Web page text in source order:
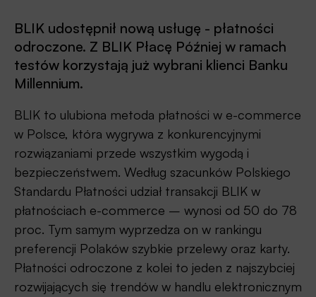
BLIK udostępnił nową usługę - płatności
odroczone. Z BLIK Płacę Później w ramach
testów korzystają już wybrani klienci Banku
Millennium.
BLIK to ulubiona metoda płatności w e-commerce
w Polsce, która wygrywa z konkurencyjnymi
rozwiązaniami przede wszystkim wygodą i
bezpieczeństwem. Według szacunków Polskiego
Standardu Płatności udział transakcji BLIK w
płatnościach e-commerce – wynosi od 50 do 78
proc. Tym samym wyprzedza on w rankingu
preferencji Polaków szybkie przelewy oraz karty.
Płatności odroczone z kolei to jeden z najszybciej
rozwijających się trendów w handlu elektronicznym